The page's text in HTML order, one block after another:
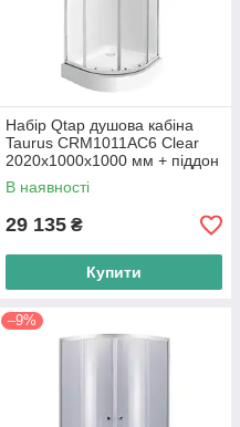
Набір Qtap душова кабіна
Taurus CRM1011AC6 Clear
2020x1000x1000 мм + піддон
Robin 301112 100x100x12 см
з
В наявності
29 135 ₴
Купити
–9%